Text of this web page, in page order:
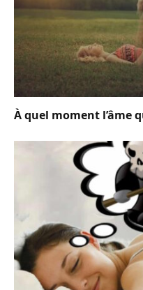
À quel moment l’âme